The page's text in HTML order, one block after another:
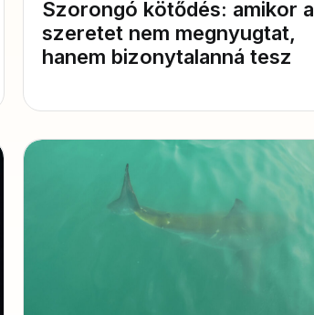
Szorongó kötődés: amikor a
szeretet nem megnyugtat,
hanem bizonytalanná tesz